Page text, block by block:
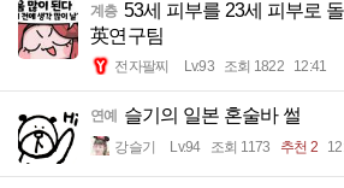
계층 53세 피부를 23세 피부로
英연구팀
전자팔찌 Lv.93 조회 1822 12:41
연예 슬기의 일본 혼술바 썰
강슬기 Lv.94 조회 1173 추천 2